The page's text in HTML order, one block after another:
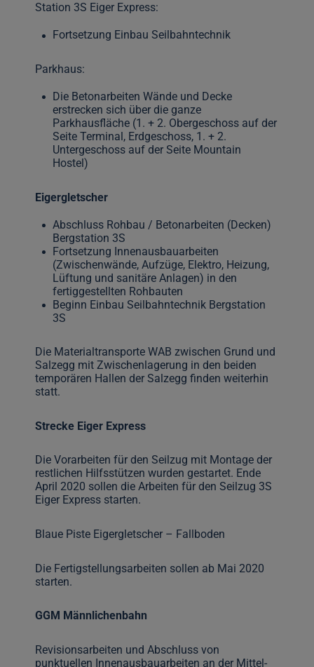
Station 3S Eiger Express:
Fortsetzung Einbau Seilbahntechnik
Parkhaus:
Die Betonarbeiten Wände und Decke
erstrecken sich über die ganze
Parkhausfläche (1. + 2. Obergeschoss auf der
Seite Terminal, Erdgeschoss, 1. + 2.
Untergeschoss auf der Seite Mountain
Hostel)
Eigergletscher
Abschluss Rohbau / Betonarbeiten (Decken)
Bergstation 3S
Fortsetzung Innenausbauarbeiten
(Zwischenwände, Aufzüge, Elektro, Heizung,
Lüftung und sanitäre Anlagen) in den
fertiggestellten Rohbauten
Beginn Einbau Seilbahntechnik Bergstation
3S
Die Materialtransporte WAB zwischen Grund und
Salzegg mit Zwischenlagerung in den beiden
temporären Hallen der Salzegg finden weiterhin
statt.
Strecke Eiger Express
Die Vorarbeiten für den Seilzug mit Montage der
restlichen Hilfsstützen wurden gestartet. Ende
April 2020 sollen die Arbeiten für den Seilzug 3S
Eiger Express starten.
Blaue Piste Eigergletscher – Fallboden
Die Fertigstellungsarbeiten sollen ab Mai 2020
starten.
GGM Männlichenbahn
Revisionsarbeiten und Abschluss von
punktuellen Innenausbauarbeiten an der Mittel-